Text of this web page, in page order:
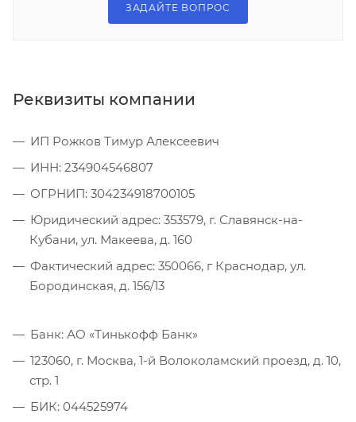
ЗАДАЙТЕ ВОПРОС
Реквизиты компании
ИП Рожков Тимур Алексеевич
ИНН: 234904546807
ОГРНИП: 304234918700105
Юридический адрес: 353579, г. Славянск-на-
Кубани, ул. Макеева, д. 160
Фактический адрес: 350066, г Краснодар, ул.
Бородинская, д. 156/13
Банк: АО «Тинькофф Банк»
123060, г. Москва, 1-й Волоколамский проезд, д. 10,
стр. 1
БИК: 044525974